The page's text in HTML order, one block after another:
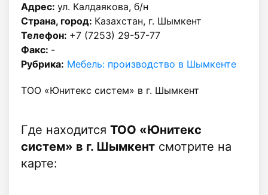
Адрес: ул. Калдаякова, б/н
Страна, город: Казахстан, г. Шымкент
Телефон: +7 (7253) 29-57-77
Факс: -
Рубрика: Мебель: производство в Шымкенте
ТОО «Юнитекс систем» в г. Шымкент
Где находится ТОО «Юнитекс
систем» в г. Шымкент смотрите на
карте: